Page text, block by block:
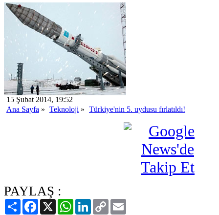
15 Şubat 2014, 19:52
Ana Sayfa » Teknoloji » Türkiye'nin 5. uydusu fırlatıldı!
PAYLAŞ :
PaylaşFacebook
X WhatsAppLinkedIn
Copy
Link